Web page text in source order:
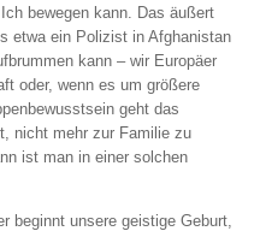
bewegen kann. Das äußert
etwa ein Polizist in Afghanistan
kann – wir Europäer
oder, wenn es um größere
geht das
nicht mehr zur Familie zu
ist man in einer solchen
beginnt unsere geistige Geburt,